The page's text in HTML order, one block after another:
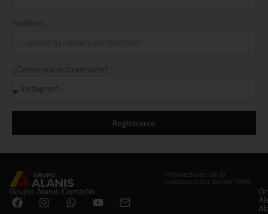
Teléfono
¿Cómo nos encontraste?
Registrarse
Proveedores de la
construcción desde 1965.
Grupo Alanis Corralón